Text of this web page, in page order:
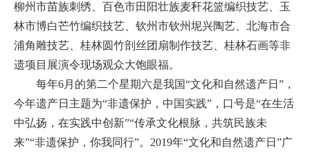
柳州市苗族刺绣、百色市田阳壮族麦秆花篮编织技艺、玉
林市博白芒竹编织技艺、钦州市钦州坭兴陶艺、北海市合
浦角雕技艺、桂林圆竹剖丝团扇制作技艺、桂林石画等非
遗项目展演令现场观众大饱眼福。
每年6月的第二个星期六是我国“文化和自然遗产日”，
今年遗产日主题为“非遗保护，中国实践”，口号是“在生活
中弘扬，在实践中创新”“传承文化根脉，共筑民族未
来”“非遗保护，你我同行”。2019年“文化和自然遗产日”广